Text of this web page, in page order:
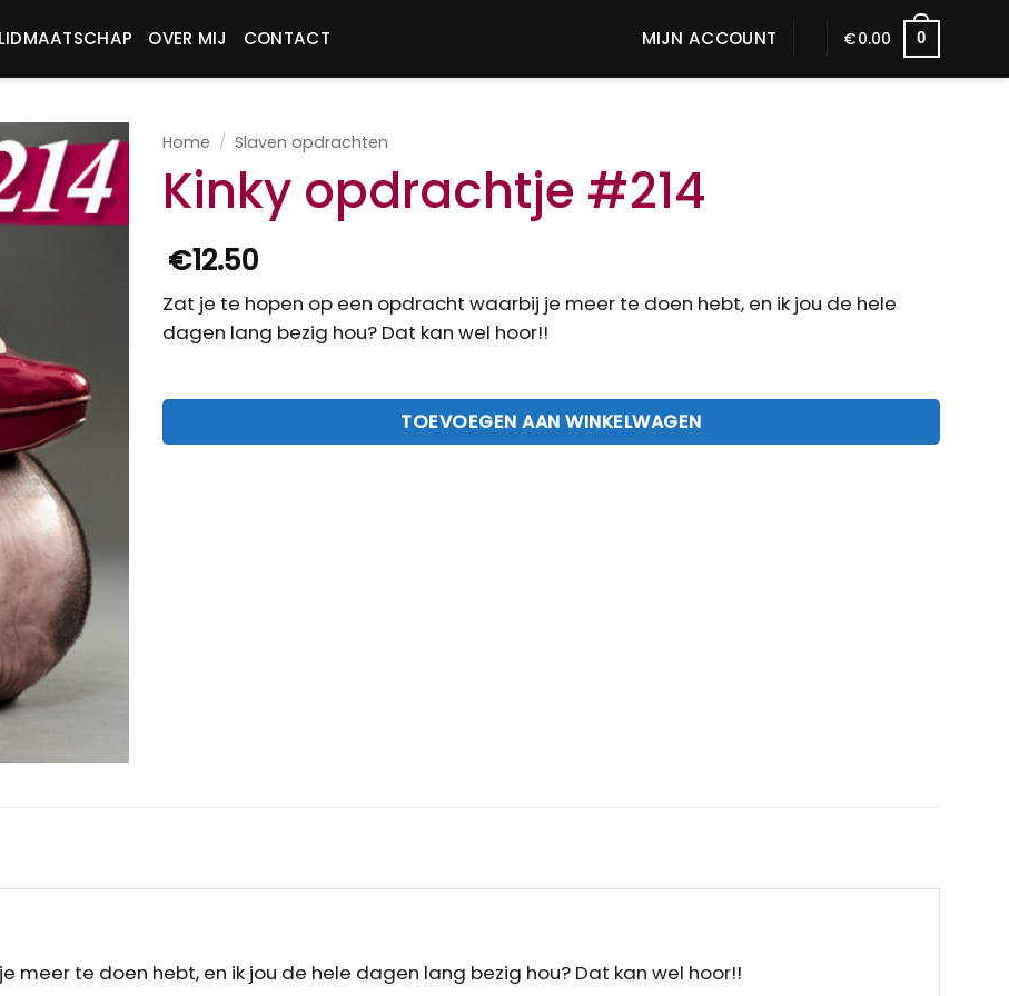
LIDMAATSCHAP OVER MIJ CONTACT MIJN ACCOUNT €0.00 0
Home / Slaven opdrachten
Kinky opdrachtje #214
€12.50
Zat je te hopen op een opdracht waarbij je meer te doen hebt, en ik jou de hele
dagen lang bezig hou? Dat kan wel hoor!!
TOEVOEGEN AAN WINKELWAGEN
meer te doen hebt, en ik jou de hele dagen lang bezig hou? Dat kan wel hoor!!